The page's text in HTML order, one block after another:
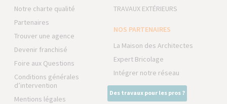
Notre charte qualité
Partenaires
Trouver une agence
Devenir franchisé
Foire aux Questions
Conditions générales
d’intervention
Mentions légales
TRAVAUX EXTÉRIEURS
NOS PARTENAIRES
La Maison des Architectes
Expert Bricolage
Intégrer notre réseau
Des travaux pour les pros ?